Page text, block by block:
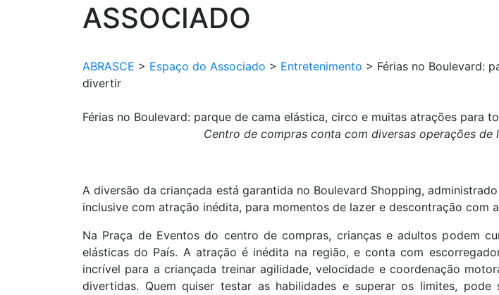
ASSOCIADO
ABRASCE > Espaço do Associado > Entretenimento > Férias no Boulevard:
divertir
Férias no Boulevard: parque de cama elástica, circo e muitas atrações para
Centro de compras conta com diversas operações
A diversão da criançada está garantida no Boulevard Shopping,
inclusive com atração inédita, para momentos de lazer e descontração com
Na Praça de Eventos do centro de compras, crianças e adultos podem
elásticas do País. A atração é inédita na região, e conta com
incrível para a criançada treinar agilidade, velocidade e coordenação
divertidas. Quem quiser testar as habilidades e superar os limites,